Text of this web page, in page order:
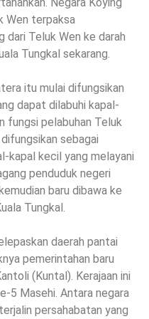
Wen terpaksa
dari Teluk Wen ke darah
Tungkal sekarang.
itu mulai difungsikan
dapat dilabuhi kapal-
fungsi pelabuhan Teluk
sebagai
kapal kecil yang melayani
penduduk negeri
baru dibawa ke
Tungkal.
daerah pantai
pemerintahan baru
(Kuntal). Kerajaan ini
5 Masehi. Antara negara
persahabatan yang